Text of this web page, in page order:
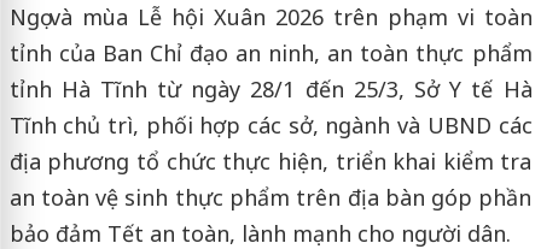
Ngọ và mùa Lễ hội Xuân 2026 trên phạm vi toàn
tỉnh của Ban Chỉ đạo an ninh, an toàn thực phẩm
tỉnh Hà Tĩnh từ ngày 28/1 đến 25/3, Sở Y tế Hà
Tĩnh chủ trì, phối hợp các sở, ngành và UBND các
địa phương tổ chức thực hiện, triển khai kiểm tra
an toàn vệ sinh thực phẩm trên địa bàn góp phần
bảo đảm Tết an toàn, lành mạnh cho người dân.